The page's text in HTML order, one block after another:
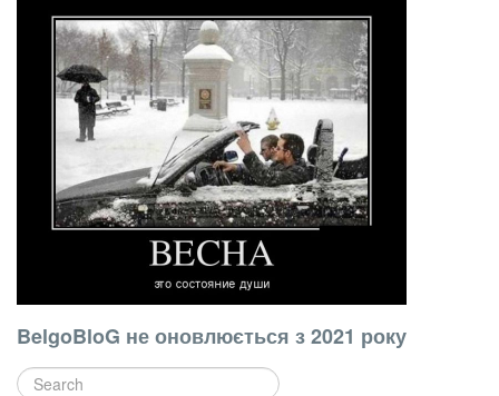
BelgoBloG не оновлюється з 2021 року